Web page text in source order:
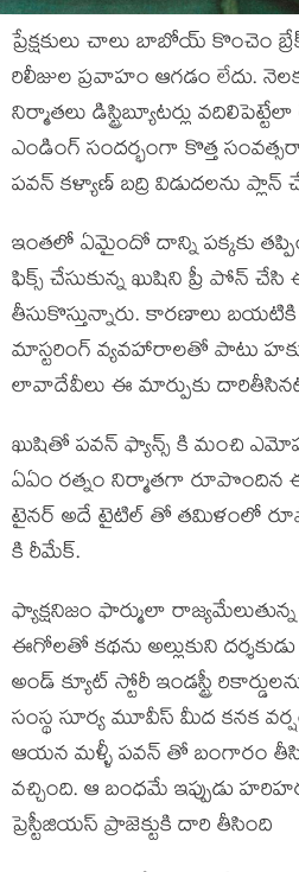
ప్రేక్షకులు చాలు బాబోయ్ కొంచెం
రిలీజుల ప్రవాహం ఆగడం లేదు.
నిర్మాతలు డిస్ట్రిబ్యూటర్లు
ఎండింగ్ సందర్భంగా కొత్త
పవన్ కళ్యాణ్ బద్రి విడుదలను ప్లాన్
ఇంతలో ఏమైందో దాన్ని పక్కకు
ఫిక్స్ చేసుకున్న ఖుషిని ప్రీ పోన్
తీసుకొస్తున్నారు. కారణాలు
మాస్టరింగ్ వ్యవహారాలతో పాటు
లావాదేవీలు ఈ మార్పుకు
ఖుషితో పవన్ ఫ్యాన్స్ కి మంచి
ఏఏం రత్నం నిర్మాతగా రూపొందిన
టైనర్ అదే టైటిల్ తో తమిళంలో
కి రీమేక్.
ఫ్యాక్షనిజం ఫార్ములా
ఈగోలతో కథను అల్లుకుని
అండ్ క్యూట్ స్టోరీ ఇండస్ట్రీ
సంస్థ సూర్య మూవీస్ మీద కనక
ఆయన మళ్ళీ పవన్ తో బంగారం తీసి
వచ్చింది. ఆ బంధమే ఇప్పుడు
ప్రెస్టీజియస్ ప్రాజెక్టుకి దారి తీసింది